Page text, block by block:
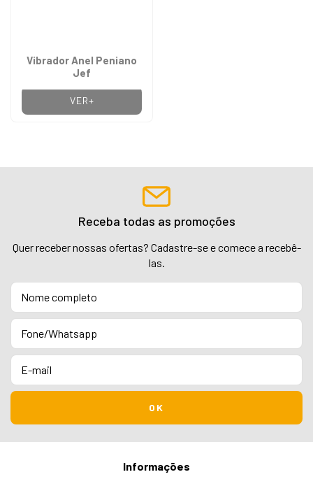
Vibrador Anel Peniano
Jef
VER+
Receba todas as promoções
Quer receber nossas ofertas? Cadastre-se e comece a recebê-
las.
Informações